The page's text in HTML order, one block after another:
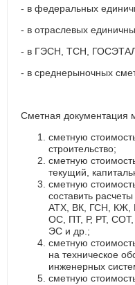
- в федеральных
- в отраслевых
- в ГЭСН, ТСН,
- в среднерыночных
Сметная документация
сметную
строительство;
сметную
текущий,
сметную
составить
АТХ, ВК, ГСН, КЖ,
ОС, ПТ, Р, РТ,
ЭС и др.;
сметную
на техническое
инженерных
сметную